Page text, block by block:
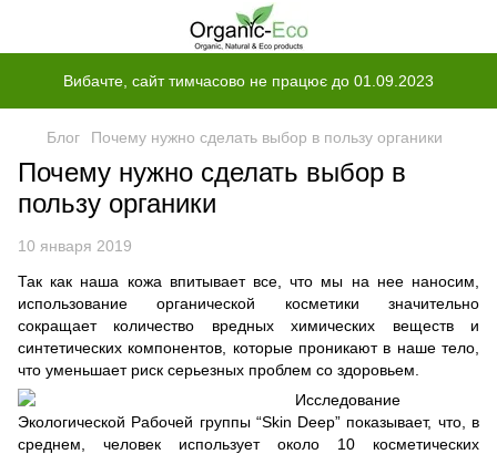
Вибачте, сайт тимчасово не працює до 01.09.2023
Блог Почему нужно сделать выбор в пользу органики
Почему нужно сделать выбор в
пользу органики
10 января 2019
Так как наша кожа впитывает все, что мы на нее наносим,
использование органической косметики значительно
сокращает количество вредных химических веществ и
синтетических компонентов, которые проникают в наше тело,
что уменьшает риск серьезных проблем со здоровьем.
Исследование
Экологической Рабочей группы “Skin Deep” показывает, что, в
среднем, человек использует около 10 косметических